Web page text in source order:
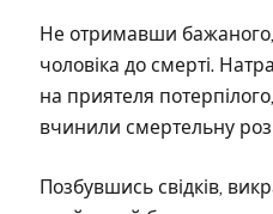
Не отримавши
чоловіка до смерті.
на приятеля
вчинили смертельну
Позбувшись свідків,